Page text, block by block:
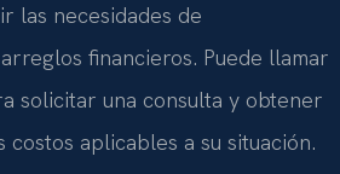
las necesidades de
financieros. Puede llamar
solicitar una consulta y obtener
aplicables a su situación.